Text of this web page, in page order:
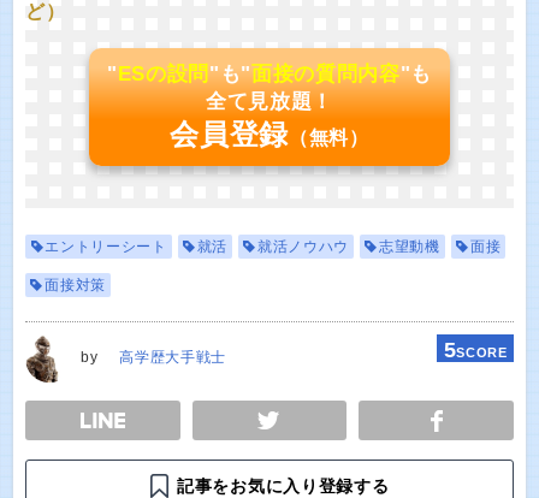
ど）
"ESの設問"も"面接の質問内容"も
全て見放題！
会員登録 （無料）
エントリーシート 就活 就活ノウハウ 志望動機 面接
面接対策
by 高学歴大手戦士 5SCORE
TWEET
記事をお気に入り登録する